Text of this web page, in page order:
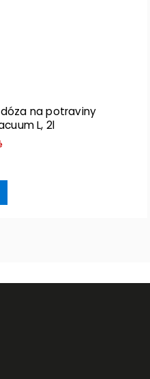
na potraviny
L, 2l